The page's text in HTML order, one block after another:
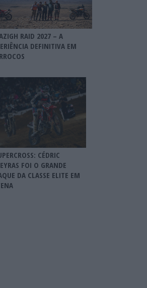
RAID 2027 – A
DEFINITIVA EM
CÉDRIC
FOI O GRANDE
DA CLASSE ELITE EM